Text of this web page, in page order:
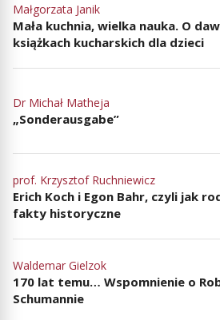
Małgorzata Janik
Mała kuchnia, wielka nauka. O
książkach kucharskich dla dzieci
Dr Michał Matheja
„Sonderausgabe”
prof. Krzysztof Ruchniewicz
Erich Koch i Egon Bahr, czyli jak
fakty historyczne
Waldemar Gielzok
170 lat temu… Wspomnienie o
Schumannie